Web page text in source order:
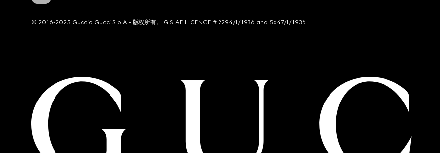
© 2016-2025 Guccio Gucci S.p.A.- 版权所有。 G SIAE LICENCE # 2294/I/1936 and 5647/I/1936